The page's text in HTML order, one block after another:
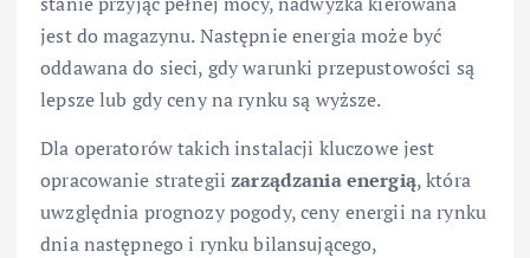
jest do magazynu. Następnie energia może być
oddawana do sieci, gdy warunki przepustowości są
lepsze lub gdy ceny na rynku są wyższe.
Dla operatorów takich instalacji kluczowe jest
opracowanie strategiizarządzania energią, która
uwzględnia prognozy pogody, ceny energii na rynku
dnia następnego i rynku bilansującego,